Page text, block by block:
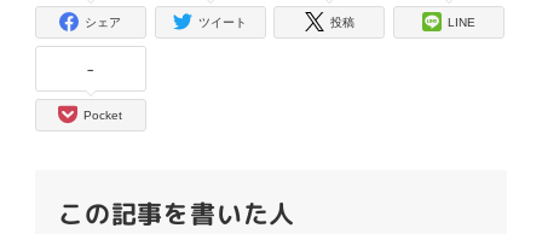
シェア ツイート 投稿 LINE
-
Pocket
この記事を書いた人